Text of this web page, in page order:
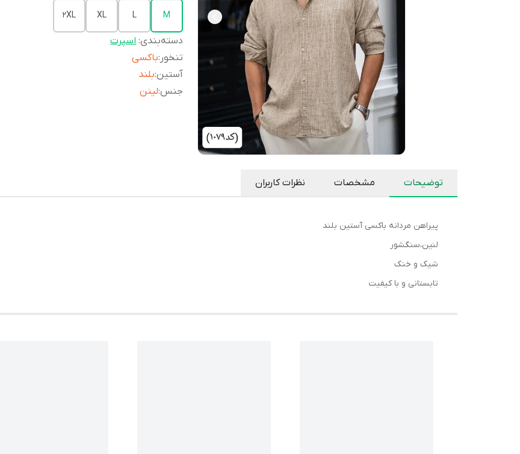
M
L
XL
2XL
دسته‌بندی:اسپرت
تنخور :باکسی
آستین:بلند
جنس:لینن
توضیحات مشخصات نظرات کاربران
پیراهن مردانه باکسی آستین بلند
لنین،سنگشور
شیک و خنک
تابستانی و با کیفیت